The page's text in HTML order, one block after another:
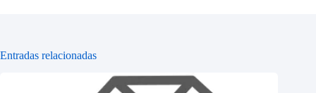
Entradas relacionadas